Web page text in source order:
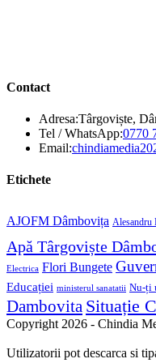
Contact
Adresa:Târgoviște,
Tel / WhatsApp:0770
Email:
Etichete
AJOFM Dâmbovița Alesandru
Apă Târgoviște
Electrica Flori Bungete
Educației ministerul sanatatii Nu-ți
Dambovita Situație
Copyright 2026 - Chindia
Utilizatorii pot descarca si